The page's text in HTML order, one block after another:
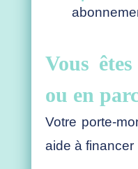
Vous
ou en
Votre porte-
aide à financer